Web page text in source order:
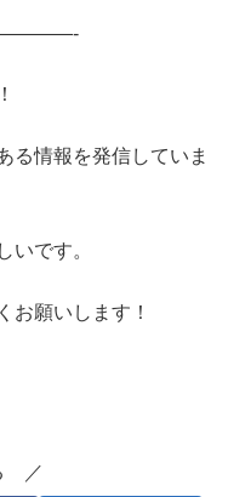
る情報を発信していま
いです。
お願いします！
／